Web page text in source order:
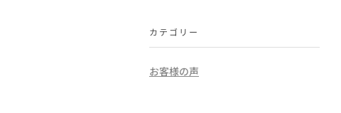
カテゴリー
お客様の声